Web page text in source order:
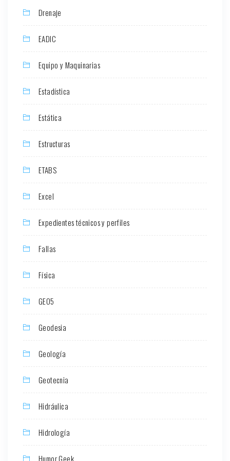
Drenaje
EADIC
Equipo y Maquinarias
Estadística
Estática
Estructuras
ETABS
Excel
Expedientes técnicos y perfiles
Fallas
Física
GEO5
Geodesia
Geología
Geotecnia
Hidráulica
Hidrología
Humor Geek